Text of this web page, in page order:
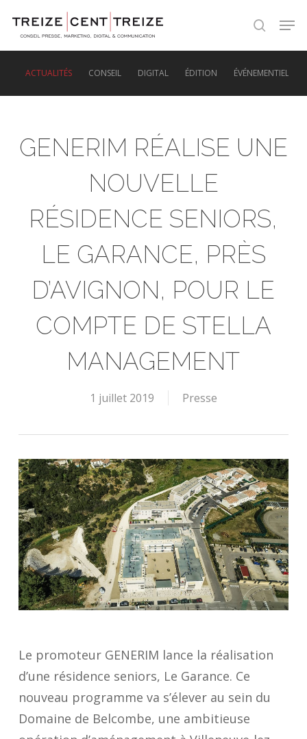
search
ACTUALITÉS CONSEIL DIGITAL ÉDITION ÉVÉNEMENTIEL
GENERIM RÉALISE UNE
NOUVELLE
RÉSIDENCE SENIORS,
LE GARANCE, PRÈS
D’AVIGNON, POUR LE
COMPTE DE STELLA
MANAGEMENT
1 juillet 2019 Presse
Le promoteur GENERIM lance la réalisation
d’une résidence seniors, Le Garance. Ce
nouveau programme va s’élever au sein du
Domaine de Belcombe, une ambitieuse